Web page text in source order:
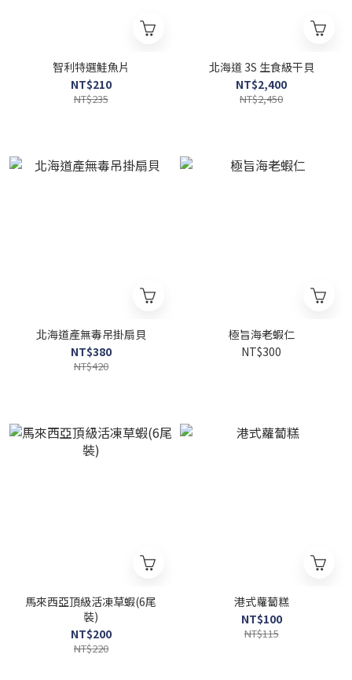
智利特選鮭魚片
NT$210
NT$235
北海道 3S 生食級干貝
NT$2,400
NT$2,450
北海道產無毒吊掛扇貝
NT$380
NT$420
極旨海老蝦仁
NT$300
馬來西亞頂級活凍草蝦(6尾
裝)
NT$200
NT$220
港式蘿蔔糕
NT$100
NT$115